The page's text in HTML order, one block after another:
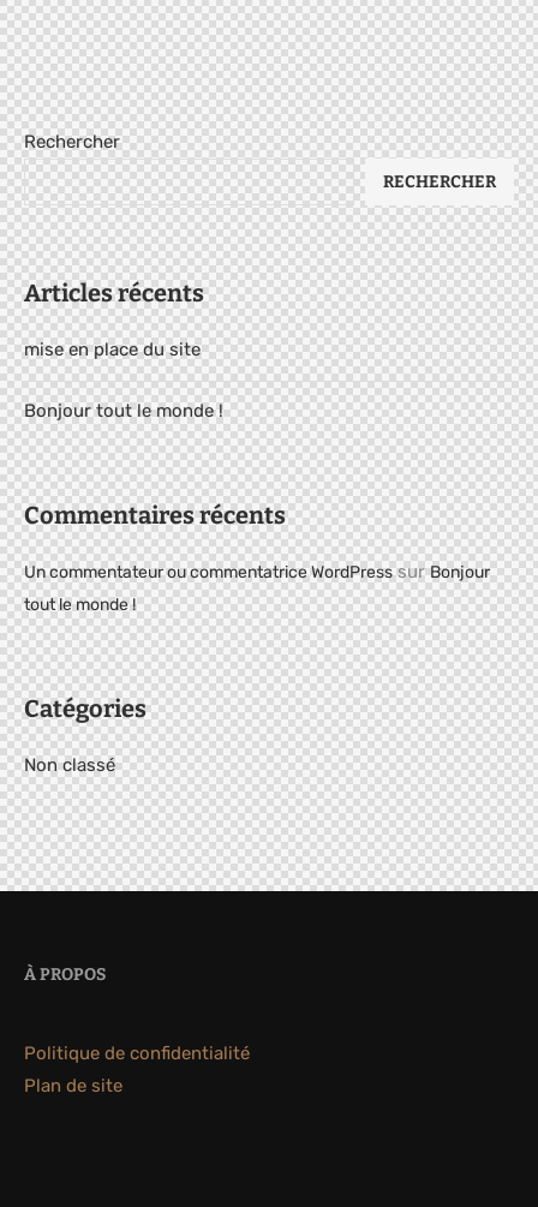
Rechercher
RECHERCHER
Articles récents
mise en place du site
Bonjour tout le monde !
Commentaires récents
Un commentateur ou commentatrice WordPresssurBonjour
tout le monde !
Catégories
Non classé
À PROPOS
Politique de confidentialité
Plan de site